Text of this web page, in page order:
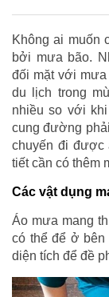
Không ai muốn
bởi mưa bão.
đối mặt với
du lịch trong
nhiều so với
cung đường
chuyến đi được
tiết cần có thêm
Các vật dụng
Áo mưa mang
có thể để ở
diện tích để đề